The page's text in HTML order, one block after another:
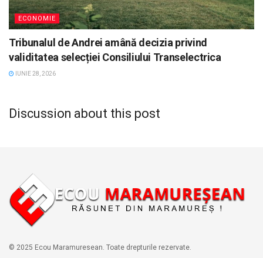
ECONOMIE
Tribunalul de Andrei amână decizia privind
validitatea selecției Consiliului Transelectrica
IUNIE 28, 2026
Discussion about this post
© 2025 Ecou Maramuresean. Toate drepturile rezervate.